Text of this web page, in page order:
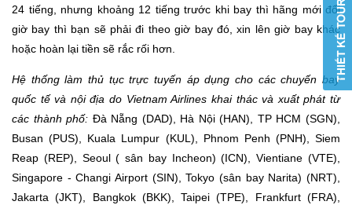
24 tiếng, nhưng khoảng 12 tiếng trước khi bay thì hãng mới đổi
giờ bay thì bạn sẽ phải đi theo giờ bay đó, xin lên giờ bay khác
hoặc hoàn lại tiền sẽ rắc rối hơn.
Hệ thống làm thủ tục trực tuyến áp dụng cho các chuyến bay
quốc tế và nội địa do Vietnam Airlines khai thác và xuất phát từ
các thành phố: Đà Nẵng (DAD), Hà Nội (HAN), TP HCM (SGN),
Busan (PUS), Kuala Lumpur (KUL), Phnom Penh (PNH), Siem
Reap (REP), Seoul ( sân bay Incheon) (ICN), Vientiane (VTE),
Singapore - Changi Airport (SIN), Tokyo (sân bay Narita) (NRT),
Jakarta (JKT), Bangkok (BKK), Taipei (TPE), Frankfurt (FRA),